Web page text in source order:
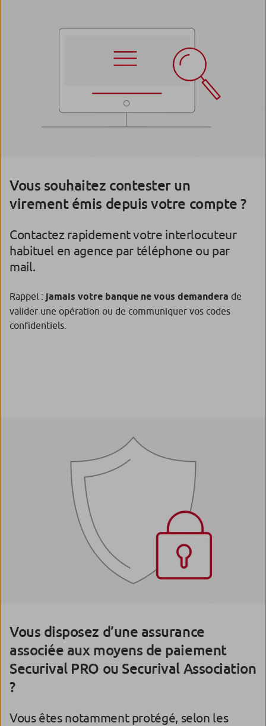
Vous souhaitez contester un
virement émis depuis votre compte ?
Contactez rapidement votre interlocuteur
habituel en agence par téléphone ou par
mail.
Rappel : jamais votre banque ne vous demandera de
valider une opération ou de communiquer vos codes
confidentiels.
Vous disposez d’une assurance
associée aux moyens de paiement
Securival PRO ou Securival Association
?
Vous êtes notamment protégé, selon les